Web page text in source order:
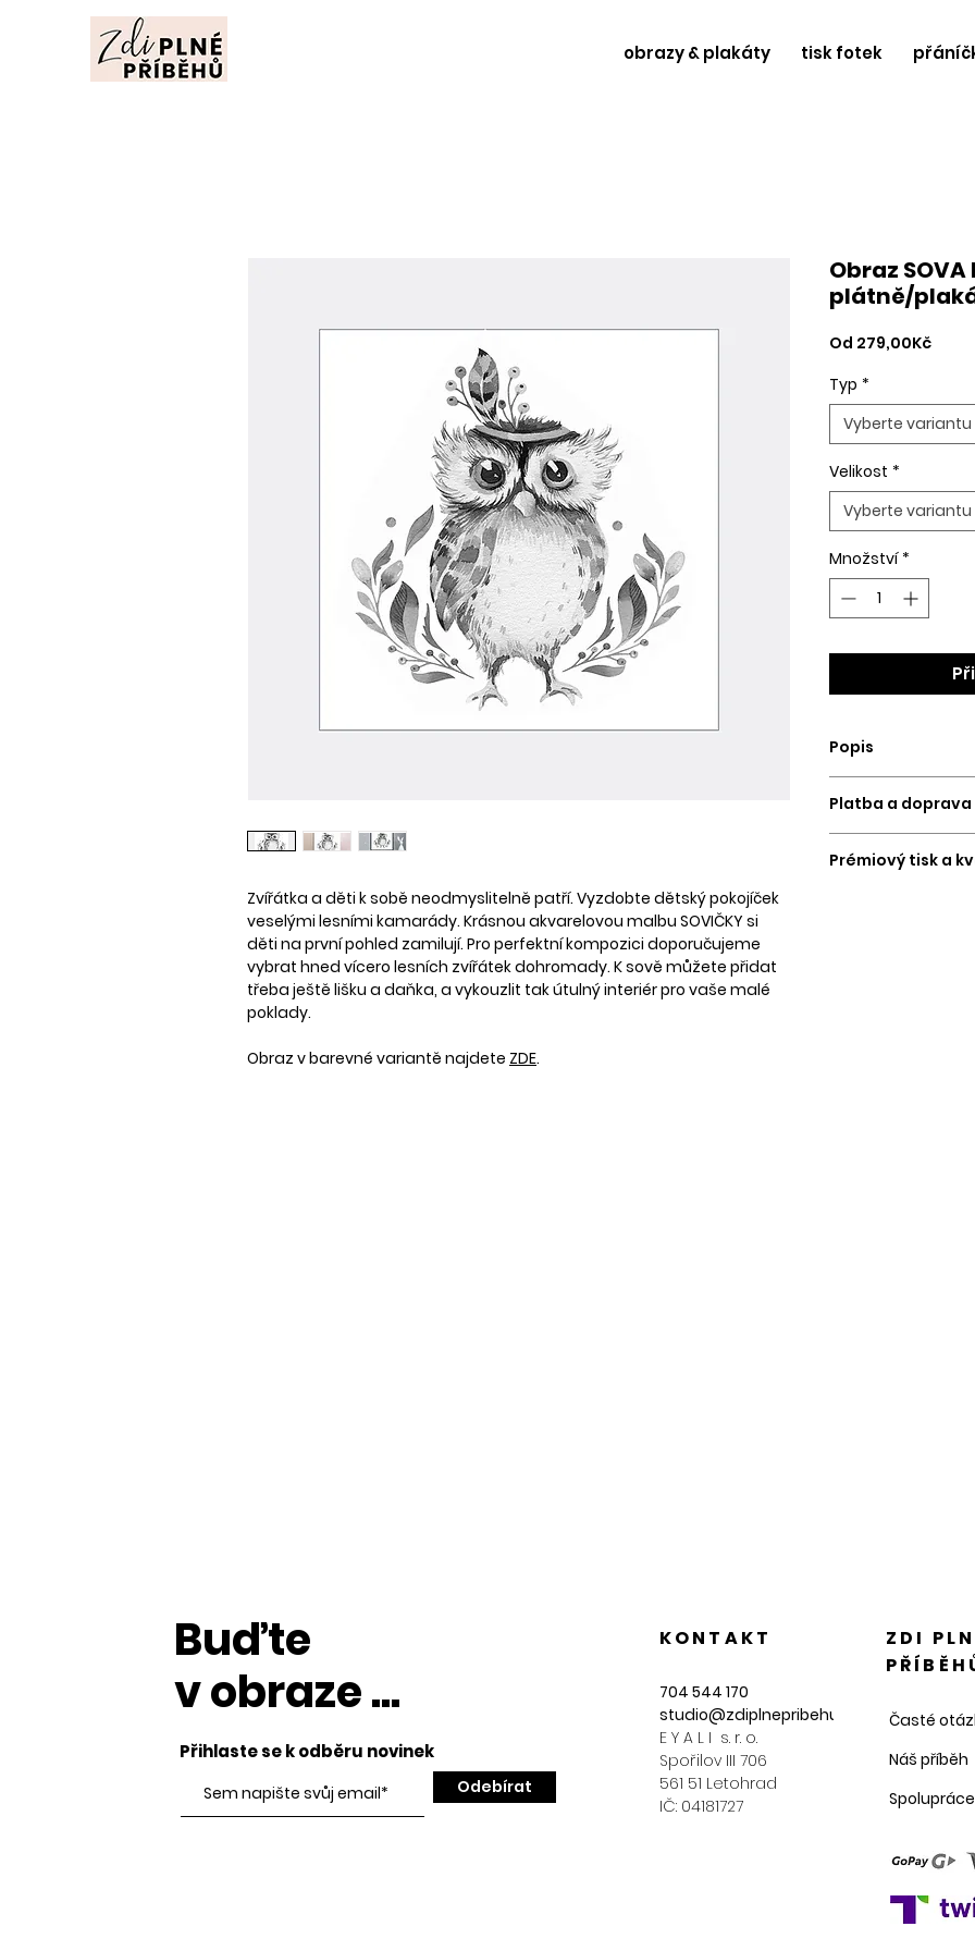
obrazy & plakáty tisk fotek
Zvířátka a děti k sobě neodmyslitelně patří. Vyzdobte dětský pokojíček
veselými lesními kamarády. Krásnou akvarelovou malbu SOVIČKY si
děti na první pohled zamilují. Pro perfektní kompozici doporučujeme
vybrat hned vícero lesních zvířátek dohromady. K sově můžete přidat
třeba ještě lišku a daňka, a vykouzlit tak útulný interiér pro vaše malé
poklady.
Obraz v barevné variantě najdete ZDE.
Obraz SOVA
plátně/
Od 279,00Kč
Typ *
Vyberte variantu
Velikost *
Vyberte variantu
Množství *
Popis
Vybrat si můžete
papír vyšší
Platba a doprava
Platební kartou a
Prémiový tisk a
Buďte
v obraze ...
Přihlaste se k odběru novinek
Odebírat
KONTAKT
704 544 170
studio@zdiplnepribehu.cz
E Y A L I s. r. o.
Spořilov III 706
561 51 Letohrad
IČ: 04181727
ZDI
Časté
Náš příběh
Spolupráce